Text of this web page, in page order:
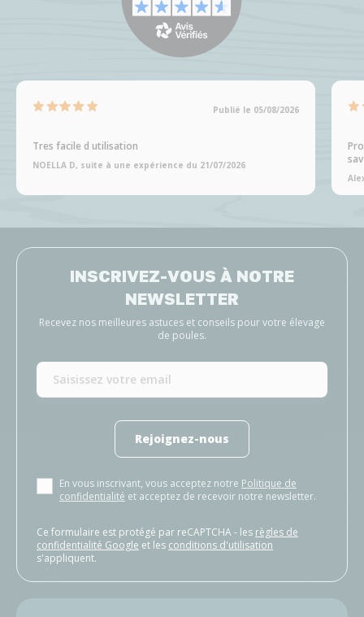
Publié le 05/08/2026
Tres facile d utilisation
NOELLA D, suite à une expérience du 21/07/2026
INSCRIVEZ-VOUS À NOTRE
NEWSLETTER
Recevez nos meilleures astuces et conseils pour votre élevage
de poules.
Rejoignez-nous
En vous inscrivant, vous acceptez notre Politique de
confidentialité et acceptez de recevoir notre newsletter.
Ce formulaire est protégé par reCAPTCHA - les règles de
confidentialité Google et les conditions d'utilisation
s'appliquent.